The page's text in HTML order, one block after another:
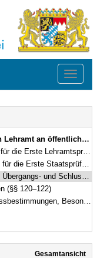
Toggle
13. März 2008 (GVBl. S. 180) BayRS 2038-3-4-1-1-K (§§ 1–127)
Lehramtsprüfung (§§ 1–6)
Staatsprüfung (§§ 7–119)
anlässlich der COVID-19-Pandemie (§§ 120–127)
(§§ 120–122)
anlässlich der COVID-19-Pandemie (§§ 123–127)
Gesamtansicht